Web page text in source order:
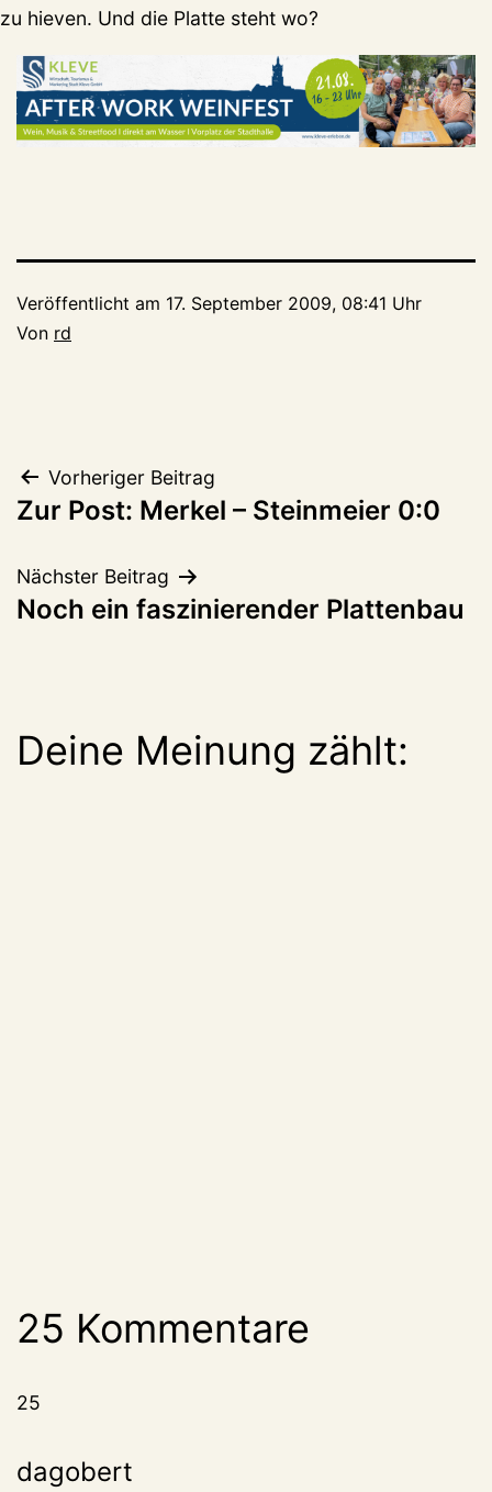
zu hieven. Und die Platte steht wo?
Veröffentlicht am 17. September 2009, 08:41 Uhr
Von rd
Beitragsnavigation
Vorheriger Beitrag
Zur Post: Merkel – Steinmeier 0:0
Nächster Beitrag
Noch ein faszinierender Plattenbau
Deine Meinung zählt:
25 Kommentare
25
dagobert